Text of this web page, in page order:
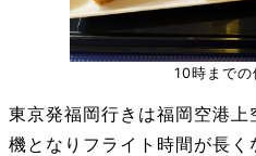
10時までの
東京発福岡行きは福岡空港
機となりフライト時間が長